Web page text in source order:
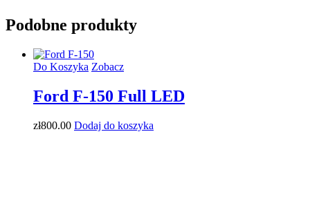
Podobne produkty
Do Koszyka Zobacz
Ford F-150 Full LED
zł800.00 Dodaj do koszyka